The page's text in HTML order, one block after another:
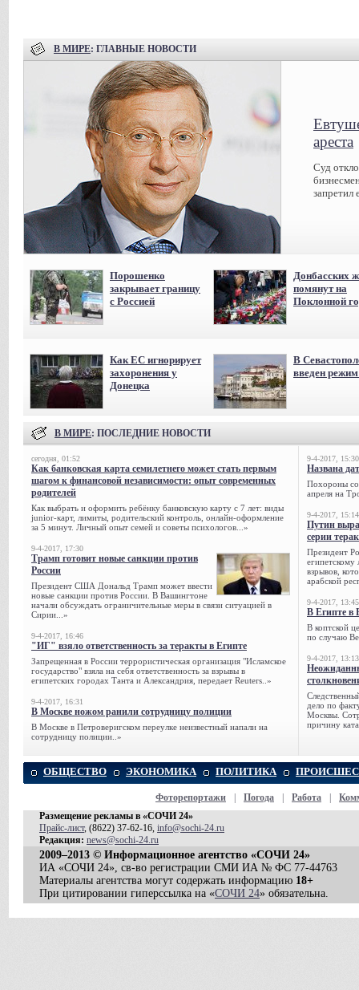
В МИРЕ: ГЛАВНЫЕ НОВОСТИ
ареста
Суд
запретил
Порошенко
закрывает границу
с Россией
Донбасских
помянут на
Поклонной
Как ЕС игнорирует
захоронения у
Донецка
В
введен
В МИРЕ: ПОСЛЕДНИЕ НОВОСТИ
сегодня, 01:52
Как банковская карта семилетнего может стать первым
шагом к финансовой независимости: опыт современных
родителей
Как выбрать и оформить ребёнку банковскую карту с 7 лет: виды
junior-карт, лимиты, родительский контроль, онлайн-оформление
за 5 минут. Личный опыт семей и советы психологов...»
9-4-2017, 17:30
Трамп готовит новые санкции против
России
Президент США Дональд Трамп может ввести
новые санкции против России. В Вашингтоне
начали обсуждать ограничительные меры в связи ситуацией в
Сирии...»
9-4-2017, 16:46
"ИГ" взяло ответственность за теракты в Египте
Запрещенная в России террористическая организация "Исламское
государство" взяла на себя ответственность за взрывы в
египетских городах Танта и Александрия, передает Reuters..»
9-4-2017, 16:31
В Москве ножом ранили сотрудницу полиции
В Москве в Петроверигском переулке неизвестный напали на
сотрудницу полиции..»
9-4-2017, 15:30
Названа
Похороны
апреля на
9-4-2017, 15:14
Путин
серии
Президент
египетскому
взрывов,
арабской
9-4-2017, 13:45
В Египте в
В коптской
по случаю
9-4-2017, 13:13
дело по
Москвы.
причину
ОБЩЕСТВО ЭКОНОМИКА ПОЛИТИКА
Фоторепортажи Погода Работа
Размещение рекламы в «СОЧИ 24»
Прайс-лист, (8622) 37-62-16, info@sochi-24.ru
Редакция: news@sochi-24.ru
2009–2013 © Информационное агентство «СОЧИ 24»
ИА «СОЧИ 24», св-во регистрации СМИ ИА № ФС 77-44763
Материалы агентства могут содержать информацию 18+
При цитировании гиперссылка на «СОЧИ 24» обязательна.